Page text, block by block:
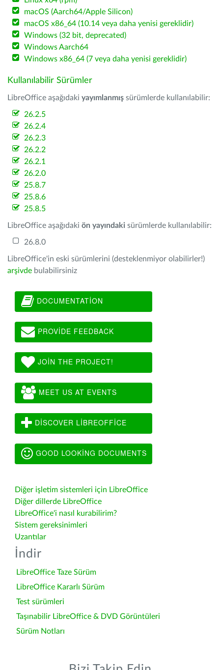
macOS (Aarch64/Apple Silicon)
macOS x86_64 (10.14 veya daha yenisi gereklidir)
Windows (32 bit, deprecated)
Windows Aarch64
Windows x86_64 (7 veya daha yenisi gereklidir)
Kullanılabilir Sürümler
LibreOffice aşağıdaki yayımlanmış sürümlerde kullanılabilir:
26.2.5
26.2.4
26.2.3
26.2.2
26.2.1
26.2.0
25.8.7
25.8.6
25.8.5
LibreOffice aşağıdaki ön yayındaki sürümlerde kullanılabilir:
26.8.0
LibreOffice'in eski sürümlerini (desteklenmiyor olabilirler!)
arşivde bulabilirsiniz
DOCUMENTATION
PROVIDE FEEDBACK
JOIN THE PROJECT!
MEET US AT EVENTS
DISCOVER LIBREOFFICE
GOOD LOOKING DOCUMENTS
Diğer işletim sistemleri için LibreOffice
Diğer dillerde LibreOffice
LibreOffice'i nasıl kurabilirim?
Sistem gereksinimleri
Uzantılar
İndir
LibreOffice Taze Sürüm
LibreOffice Kararlı Sürüm
Test sürümleri
Taşınabilir LibreOffice & DVD Görüntüleri
Sürüm Notları